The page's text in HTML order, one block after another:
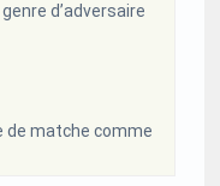
d’adversaire
de matche comme